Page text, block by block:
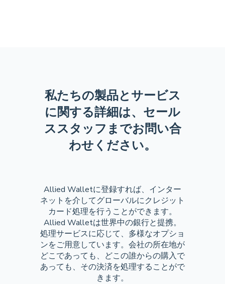
私たちの製品とサービス
に関する詳細は、セール
ススタッフまでお問い合
わせください。
Allied Walletに登録すれば、インター
ネットを介してグローバルにクレジット
カード処理を行うことができます。
Allied Walletは世界中の銀行と提携。
処理サービスに応じて、多様なオプショ
ンをご用意しています。会社の所在地が
どこであっても、どこの誰からの購入で
あっても、その決済を処理することがで
きます。